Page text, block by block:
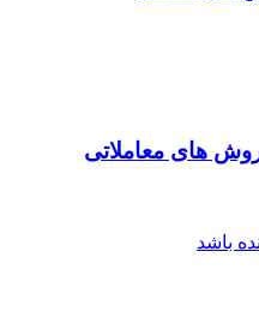
روش های معاملاتی